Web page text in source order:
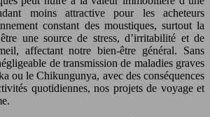
moins attractive pour les acheteurs
constant des moustiques, surtout la
une source de stress, d’irritabilité et de
affectant notre bien-être général. Sans
de transmission de maladies graves
ou le Chikungunya, avec des conséquences
quotidiennes, nos projets de voyage et